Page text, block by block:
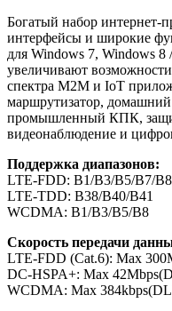
Богатый набор интернет-
интерфейсы и широкие
для Windows 7, Windows
увеличивают
спектра M2M и IoT
маршрутизатор,
промышленный КПК,
видеонаблюдение и
Поддержка диапазонов:
LTE-FDD: B1/B3/B5/B7/
LTE-TDD: B38/B40/B41
WCDMA: B1/B3/B5/B8
Скорость передачи
LTE-FDD (Cat.6): Max
DC-HSPA+: Max
WCDMA: Max